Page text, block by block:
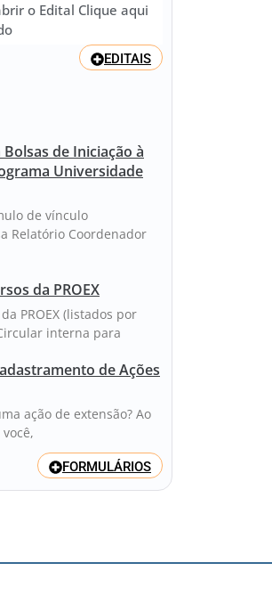
o Edital Clique aqui
EDITAIS
de Iniciação à
Universidade
de vínculo
Relatório Coordenador
da PROEX
PROEX (listados por
interna para
de Ações
ação de extensão? Ao
FORMULÁRIOS